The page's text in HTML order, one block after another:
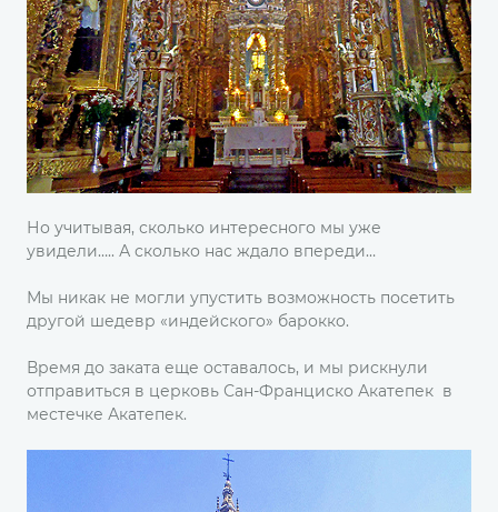
Но учитывая, сколько интересного мы уже
увидели….. А сколько нас ждало впереди…
Мы никак не могли упустить возможность посетить
другой шедевр «индейского» барокко.
Время до заката еще оставалось, и мы рискнули
отправиться в церковь Сан-Франциско Акатепек в
местечке Акатепек.